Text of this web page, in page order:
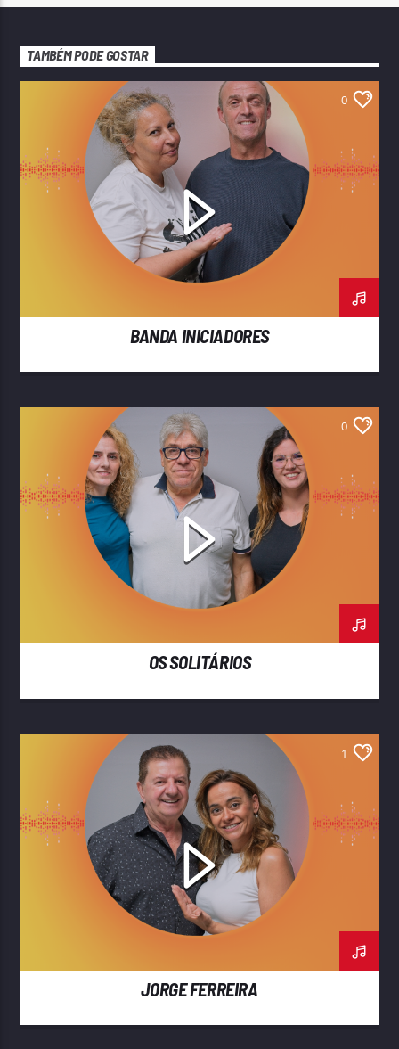
TAMBÉM PODE GOSTAR
0
BANDA INICIADORES
0
OS SOLITÁRIOS
1
JORGE FERREIRA